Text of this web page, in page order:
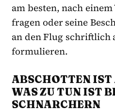
am besten, nach
fragen oder seine
an den Flug schriftlich
formulieren.
ABSCHOTTEN IST
WAS ZU TUN IST
SCHNARCHERN